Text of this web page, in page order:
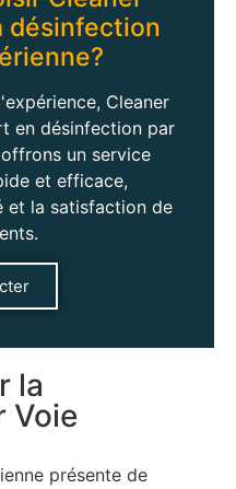
désinfection
Cleaner
en désinfection par
un service
et efficace,
et la satisfaction de
la
Voie
présente de